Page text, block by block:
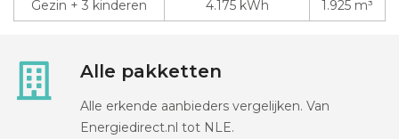
Gezin + 3 kinderen
4.175 kWh 1.925 m³
Alle pakketten
Alle erkende aanbieders vergelijken. Van
Energiedirect.nl tot NLE.